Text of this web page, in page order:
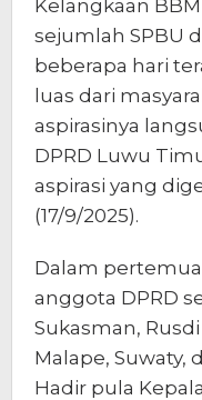
Kelangkaan
sejumlah SPBU
beberapa hari
luas dari
aspirasinya
DPRD Luwu
aspirasi yang
(17/9/2025).
Dalam
anggota DPRD
Sukasman,
Malape, Suwaty,
Hadir pula